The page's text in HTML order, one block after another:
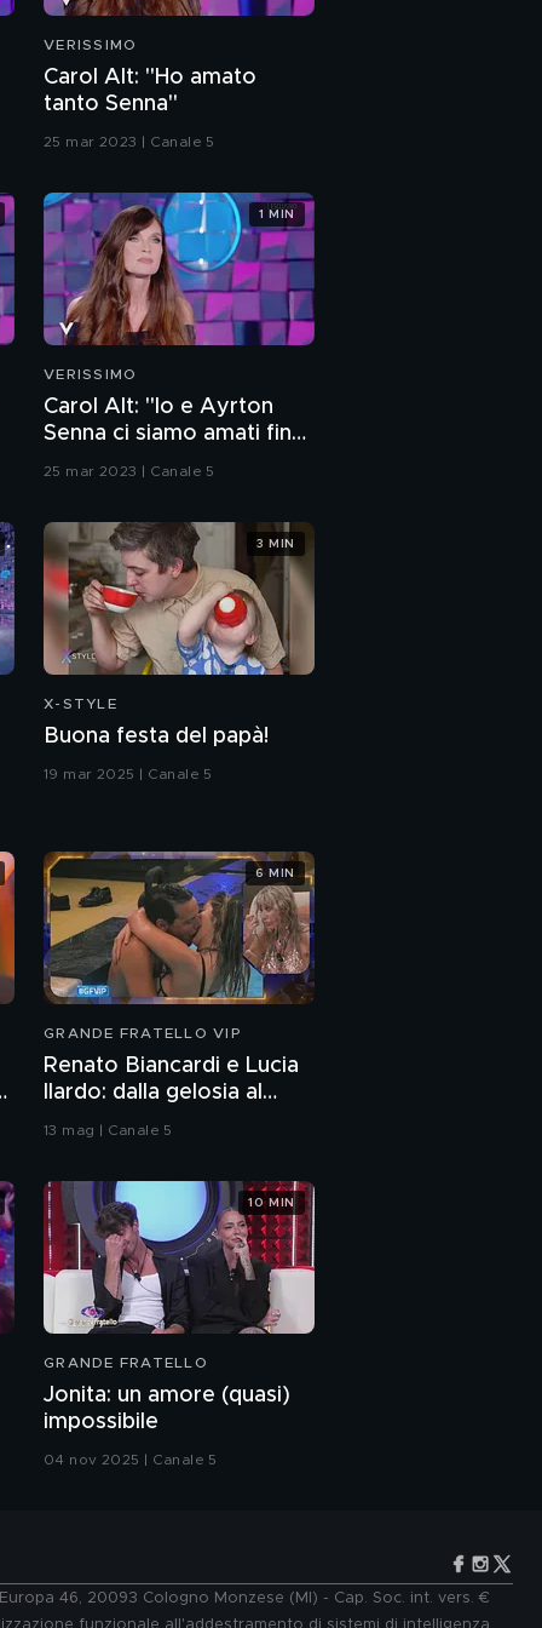
Romina Power: "Torno
a vivere in Puglia"
Nel cuore di Romina
Power
l'amore
Cristel Carrisi: "Sono
mamma di tre bambini"
Romina Carrisi: "I ricordi
di mia mamma"
Cristel e Romina Carrisi:
"La nostra infanzia"
Cristel e Romina: il
ricordo della sorella
Ylenia
La poesia di Romina
Carrisi
I nipoti di Romina
Power
nipoti
Romina Carrisi e
l'amore per Stefano
Romina Power e
Daniele Bossari: il
coraggio di un uomo
VERISSIMO
Carol Alt: "Ho amato
tanto Senna"
25 mar 2023 | Canale 5
VERISSIMO
Carol Alt: "Io e Ayrton
Senna ci siamo amati fino
alla sua scomparsa"
25 mar 2023 | Canale 5
1 MIN
X-STYLE
Buona festa del papà!
19 mar 2025 | Canale 5
3 MIN
GRANDE FRATELLO VIP
Renato Biancardi e Lucia
Ilardo: dalla gelosia al
13 mag | Canale 5
6 MIN
GRANDE FRATELLO
Jonita: un amore (quasi)
impossibile
04 nov 2025 | Canale 5
10 MIN
46, 20093 Cologno Monzese (MI) - Cap. Soc. int. vers. €